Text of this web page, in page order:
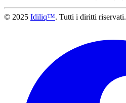
© 2025 Idiliq™. Tutti i diritti riservati.